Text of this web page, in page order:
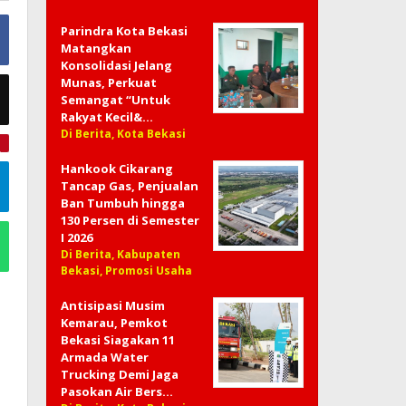
Parindra Kota Bekasi
Matangkan
Konsolidasi Jelang
Munas, Perkuat
Semangat “Untuk
Rakyat Kecil&…
Di Berita, Kota Bekasi
Hankook Cikarang
Tancap Gas, Penjualan
Ban Tumbuh hingga
130 Persen di Semester
I 2026
Di Berita, Kabupaten
Bekasi, Promosi Usaha
Antisipasi Musim
Kemarau, Pemkot
Bekasi Siagakan 11
Armada Water
Trucking Demi Jaga
Pasokan Air Bers…